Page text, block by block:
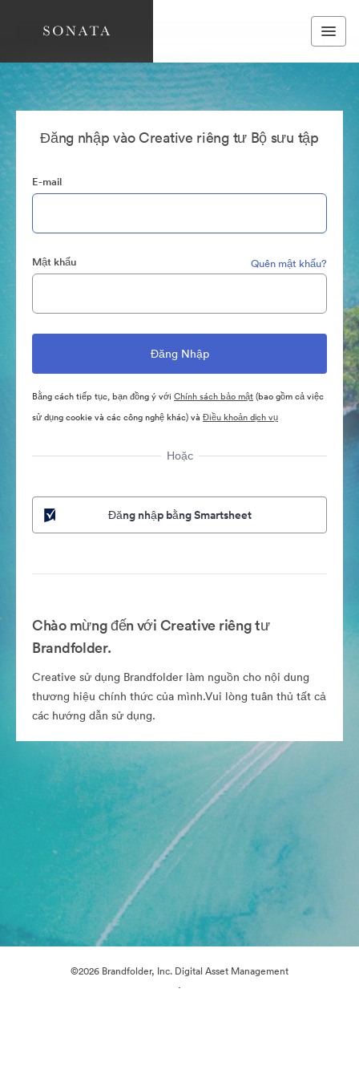
Đăng nhập vào Creative riêng tư Bộ sưu tập
E-mail
Mật khẩu Quên mật khẩu?
Bằng cách tiếp tục, bạn đồng ý với Chính sách bảo mật(bao gồm cả việc
sử dụng cookie và các công nghệ khác) và Điều khoản dịch vụ
Hoặc
Đăng nhập bằng Smartsheet
Chào mừng đến với Creative riêng tư
Brandfolder.
Creative sử dụng Brandfolder làm nguồn cho nội dung
thương hiệu chính thức của mình.Vui lòng tuân thủ tất cả
các hướng dẫn sử dụng.
©2026 Brandfolder, Inc. Digital Asset Management
·